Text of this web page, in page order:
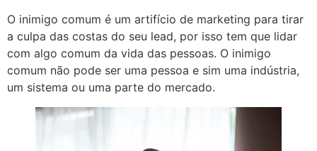
O inimigo comum é um artifício de marketing para tirar
a culpa das costas do seu lead, por isso tem que lidar
com algo comum da vida das pessoas. O inimigo
comum não pode ser uma pessoa e sim uma indústria,
um sistema ou uma parte do mercado.